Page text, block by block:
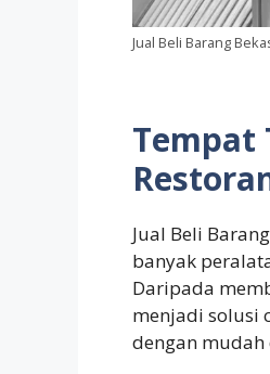
Jual Beli Barang
Tempat
Jual Beli
banyak
Daripada
menjadi solusi
dengan mudah